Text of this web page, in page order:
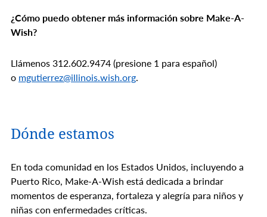
¿Cómo puedo obtener más información sobre Make-A-
Wish?
Llámenos 312.602.9474 (presione 1 para español)
o mgutierrez@illinois.wish.org.
Dónde estamos
En toda comunidad en los Estados Unidos, incluyendo a
Puerto Rico, Make-A-Wish está dedicada a brindar
momentos de esperanza, fortaleza y alegría para niños y
niñas con enfermedades críticas.